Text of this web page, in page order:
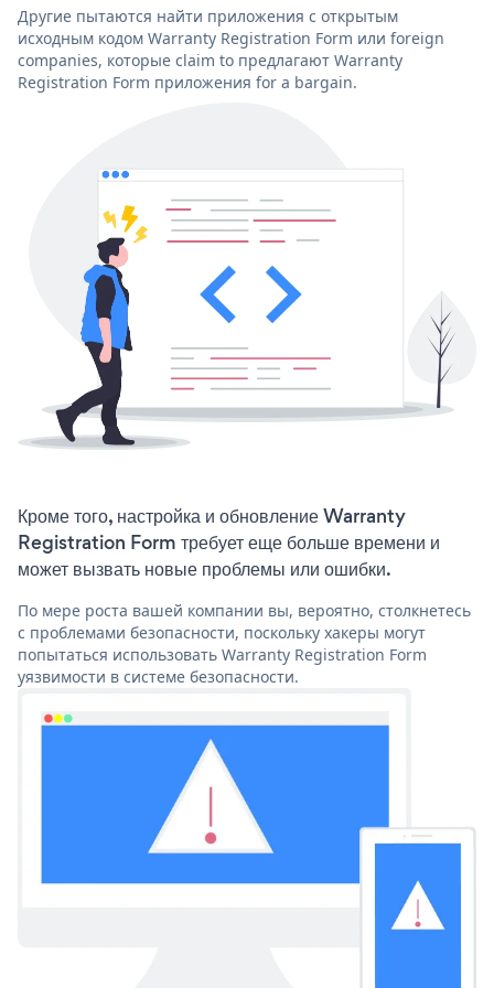
Другие пытаются найти приложения с открытым
исходным кодом Warranty Registration Form или foreign
companies, которые claim to предлагают Warranty
Registration Form приложения for a bargain.
Кроме того, настройка и обновление Warranty
Registration Form требует еще больше времени и
может вызвать новые проблемы или ошибки.
По мере роста вашей компании вы, вероятно, столкнетесь
с проблемами безопасности, поскольку хакеры могут
попытаться использовать Warranty Registration Form
уязвимости в системе безопасности.